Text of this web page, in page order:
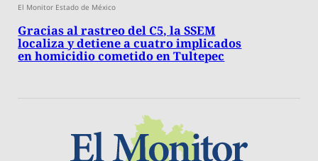
El Monitor Estado de México
Gracias al rastreo del C5, la SSEM
localiza y detiene a cuatro implicados
en homicidio cometido en Tultepec